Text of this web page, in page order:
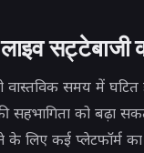
समय में घटित
को बढ़ा
लिए कई प्लेटफॉर्म